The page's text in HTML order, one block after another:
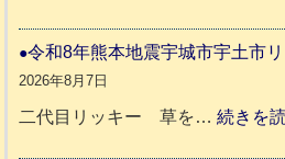
令和8年熊本地震宇城市宇土市
2026年8月7日
二代目リッキー 草を…続きを